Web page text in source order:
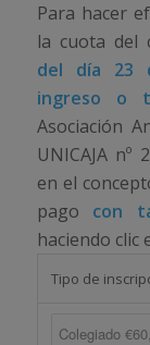
Para hacer
la cuota del
del día 23
ingreso o
Asociación
UNICAJA nº
en el
pago con
haciendo clic
Tipo de